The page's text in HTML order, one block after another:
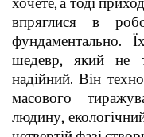
впряглися в
фундаментально.
шедевр, який не
надійний. Він
масового
людину,